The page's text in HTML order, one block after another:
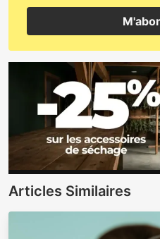
Articles Similaires